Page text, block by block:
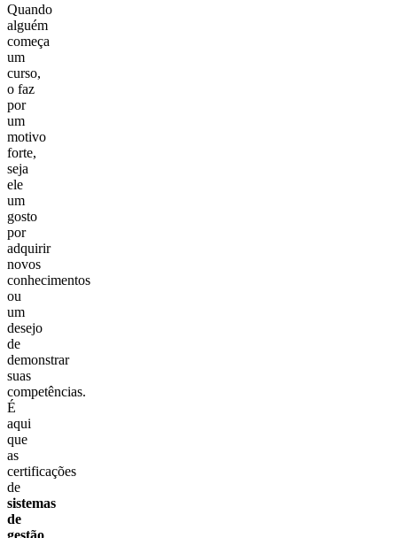
Quando
alguém
começa
um
curso,
o faz
por
um
motivo
forte,
seja
ele
um
gosto
por
adquirir
novos
conhecimentos
ou
um
desejo
de
demonstrar
suas
competências.
É
aqui
que
as
certificações
de
sistemas
de
gestão